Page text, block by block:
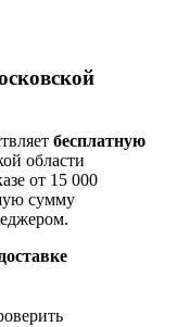
бесплатную
области
от 15 000
сумму